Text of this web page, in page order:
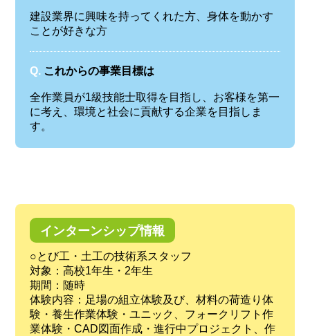
建設業界に興味を持ってくれた方、身体を動かす
ことが好きな方
Q. これからの事業目標は
全作業員が1級技能士取得を目指し、お客様を第一
に考え、環境と社会に貢献する企業を目指しま
す。
インターンシップ情報
○とび工・土工の技術系スタッフ
対象：高校1年生・2年生
期間：随時
体験内容：足場の組立体験及び、材料の荷造り体
験・養生作業体験・ユニック、フォークリフト作
業体験・CAD図面作成・進行中プロジェクト、作